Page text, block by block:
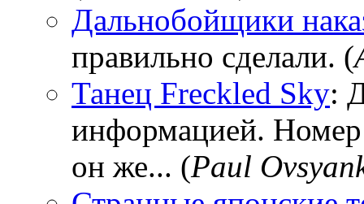
Дальнобойщики
правильно сделали. (
Танец Freckled Sky:
информацией.
он же... (Paul